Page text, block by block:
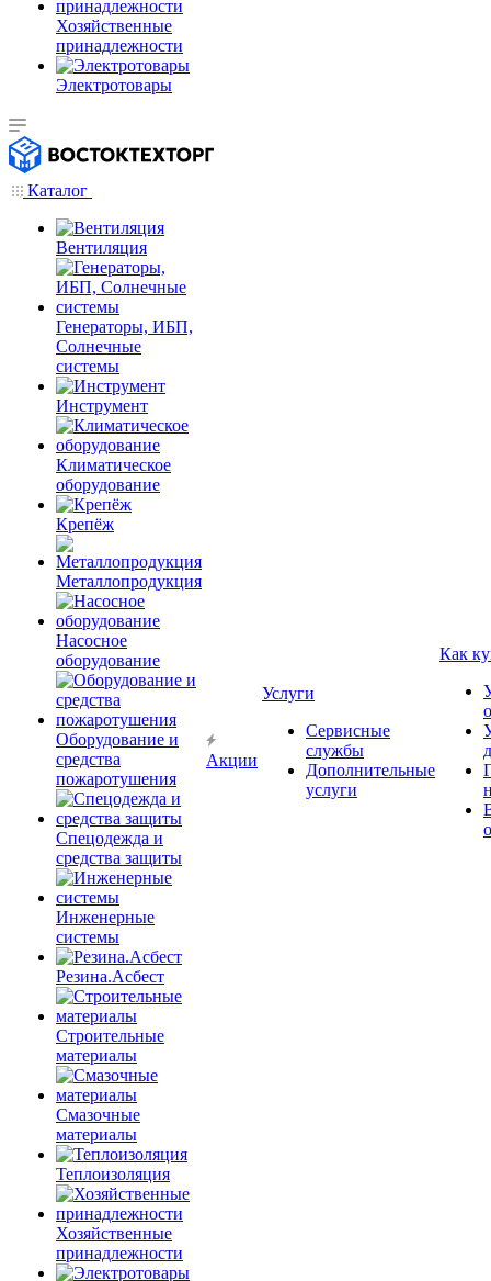
Хозяйственные
принадлежности
Электротовары
Каталог
Вентиляция
Генераторы, ИБП,
Солнечные
системы
Инструмент
Климатическое
оборудование
Крепёж
Металлопродукция
Насосное
оборудование
Оборудование и
средства
пожаротушения
Спецодежда и
средства защиты
Инженерные
системы
Резина.Асбест
Строительные
материалы
Смазочные
материалы
Теплоизоляция
Хозяйственные
принадлежности
Акции
Услуги
Сервисные
службы
Дополнительные
услуги
Как